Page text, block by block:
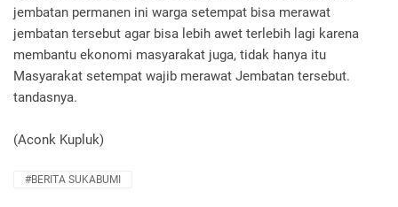
jembatan permanen ini warga setempat bisa merawat
jembatan tersebut agar bisa lebih awet terlebih lagi karena
membantu ekonomi masyarakat juga, tidak hanya itu
Masyarakat setempat wajib merawat Jembatan tersebut.
tandasnya.
(Aconk Kupluk)
#BERITA SUKABUMI